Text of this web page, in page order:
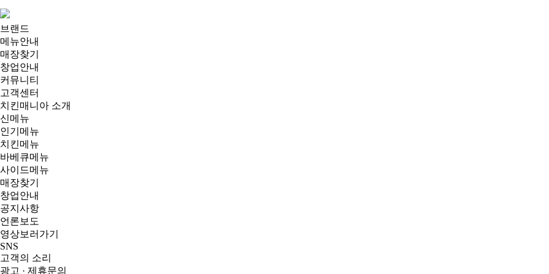
브랜드
메뉴안내
매장찾기
창업안내
커뮤니티
고객센터
치킨매니아 소개
신메뉴
인기메뉴
치킨메뉴
바베큐메뉴
사이드메뉴
매장찾기
창업안내
공지사항
언론보도
영상보러가기
SNS
고객의 소리
광고 · 제휴문의